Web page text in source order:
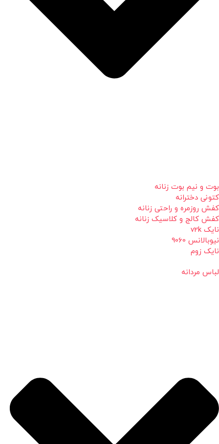
بوت و نیم بوت زنانه
کتونی دخترانه
کفش روزمره و راحتی زنانه
کفش کالج و کلاسیک زنانه
نایک v2k
نیوبالانس 9060
نایک زوم
لباس مردانه